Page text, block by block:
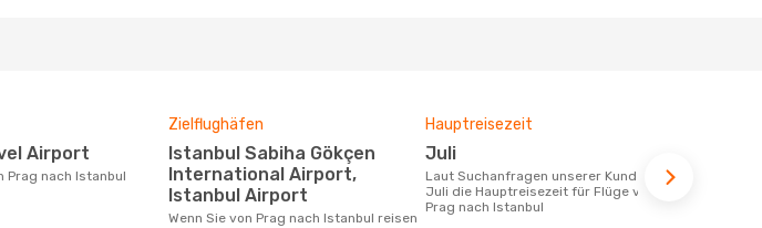
Airport
Prag nach Istanbul
Zielflughäfen
Istanbul Sabiha Gökçen
International Airport,
Istanbul Airport
Wenn Sie von Prag nach Istanbul reisen
Hauptreisezeit
Juli
Laut Suchanfragen unserer Kunden ist
Juli die Hauptreisezeit für Flüge von
Prag nach Istanbul